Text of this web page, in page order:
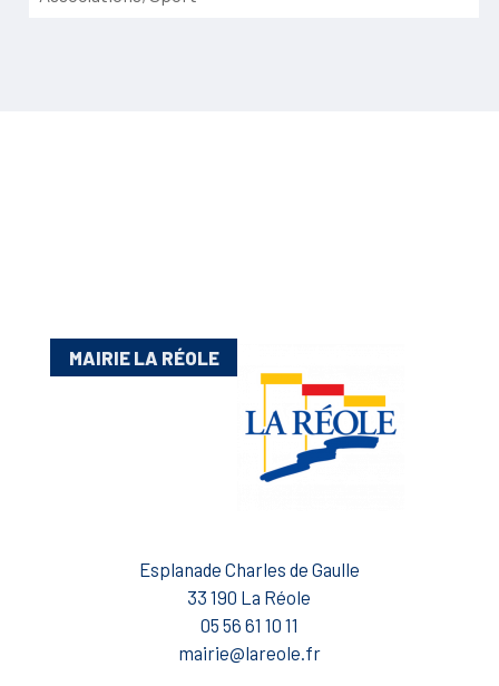
MAIRIE LA RÉOLE
Esplanade Charles de Gaulle
33 190 La Réole
05 56 61 10 11
mairie@lareole.fr